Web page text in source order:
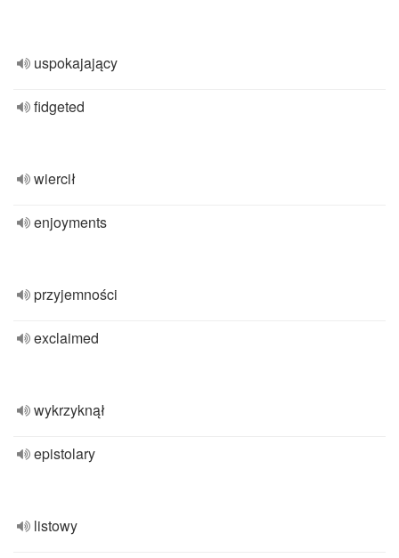
uspokajający
fidgeted
wiercił
enjoyments
przyjemności
exclaimed
wykrzyknął
epistolary
listowy